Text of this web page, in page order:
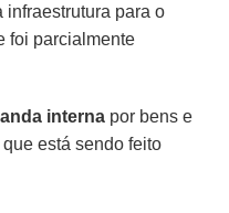
infraestrutura para o
foi parcialmente
interna por bens e
está sendo feito